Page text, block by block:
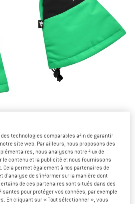
technologies comparables afin de garantir
site web. Par ailleurs, nous proposons des
nous analysons notre flux de
le contenu et la publicité et nous fournissons
permet également à nos partenaires de
d'analyse de s'informer sur la manière dont
de ces partenaires sont situés dans des
pour protéger vos données, par exemple
En cliquant sur « Tout sélectionner », vous